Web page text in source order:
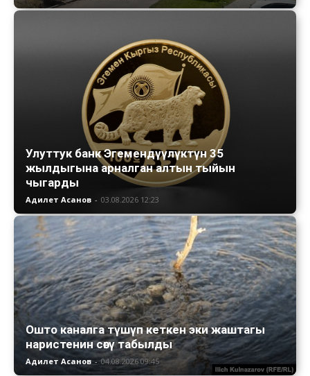
Улуттук банк Эгемендүүлүктүн 35
жылдыгына арналган алтын тыйын
чыгарды
Адилет Асанов - 03.08.2026 12:23
Ошто каналга түшүп кеткен эки жаштагы
наристенин сөөгү табылды
Адилет Асанов - 04.08.2026 09:45